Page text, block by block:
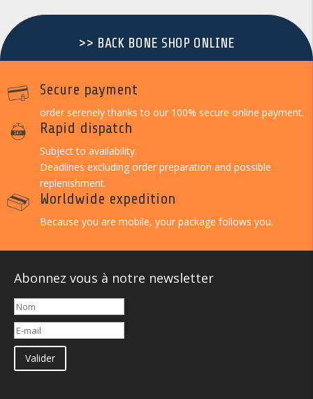
>> BACK BONE SHOP ONLINE
Secure payment
order serenely thanks to our 100% secure online payment.
Rapid dispatch
Subject to availability.
Deadlines excluding order preparation and possible
replenishment.
Worldwide expedition
Because you are mobile, your package follows you.
Abonnez vous à notre newsletter
Valider